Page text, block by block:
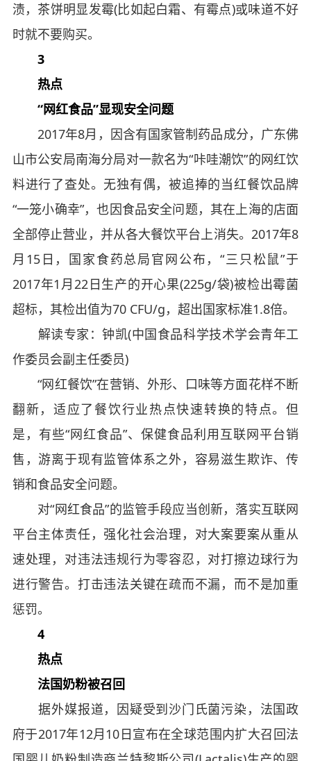
渍，茶饼明显发霉(比如起白霜、有霉点)或味道不好
时就不要购买。
3
热点
“网红食品”显现安全问题
2017年8月，因含有国家管制药品成分，广东佛
山市公安局南海分局对一款名为“咔哇潮饮”的网红饮
料进行了查处。无独有偶，被追捧的当红餐饮品牌
“一笼小确幸”，也因食品安全问题，其在上海的店面
全部停止营业，并从各大餐饮平台上消失。2017年8
月15日，国家食药总局官网公布，“三只松鼠”于
2017年1月22日生产的开心果(225g/袋)被检出霉菌
超标，其检出值为70 CFU/g，超出国家标准1.8倍。
解读专家：钟凯(中国食品科学技术学会青年工
作委员会副主任委员)
“网红餐饮”在营销、外形、口味等方面花样不断
翻新，适应了餐饮行业热点快速转换的特点。但
是，有些“网红食品”、保健食品利用互联网平台销
售，游离于现有监管体系之外，容易滋生欺诈、传
销和食品安全问题。
对“网红食品”的监管手段应当创新，落实互联网
平台主体责任，强化社会治理，对大案要案从重从
速处理，对违法违规行为零容忍，对打擦边球行为
进行警告。打击违法关键在疏而不漏，而不是加重
惩罚。
4
热点
法国奶粉被召回
据外媒报道，因疑受到沙门氏菌污染，法国政
府于2017年12月10日宣布在全球范围内扩大召回法